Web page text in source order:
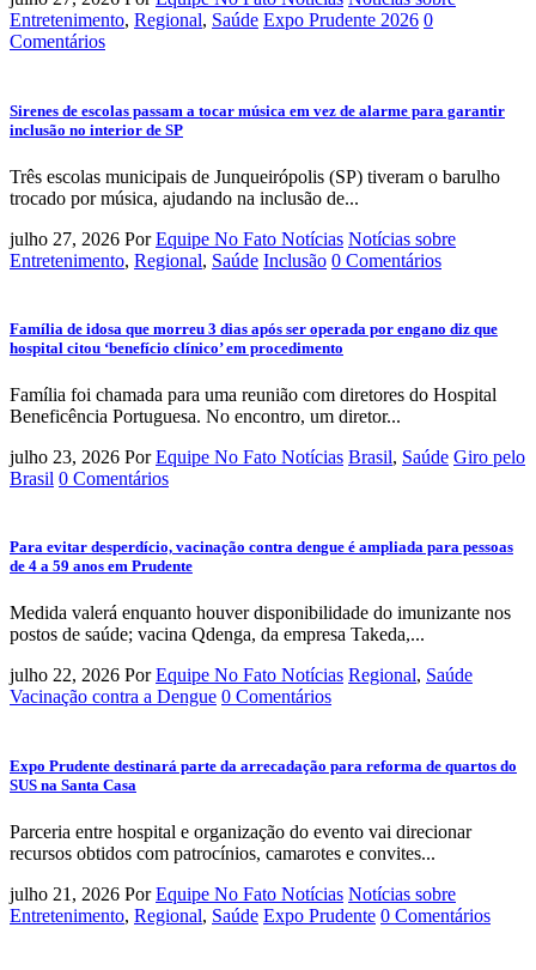
Entretenimento, Regional, Saúde Expo Prudente 2026 0
Comentários
Sirenes de escolas passam a tocar música em vez de alarme para garantir
inclusão no interior de SP
Três escolas municipais de Junqueirópolis (SP) tiveram o barulho
trocado por música, ajudando na inclusão de...
julho 27, 2026 Por Equipe No Fato Notícias Notícias sobre
Entretenimento, Regional, Saúde Inclusão 0 Comentários
Família de idosa que morreu 3 dias após ser operada por engano diz que
hospital citou ‘benefício clínico’ em procedimento
Família foi chamada para uma reunião com diretores do Hospital
Beneficência Portuguesa. No encontro, um diretor...
julho 23, 2026 Por Equipe No Fato Notícias Brasil, Saúde Giro pelo
Brasil 0 Comentários
Para evitar desperdício, vacinação contra dengue é ampliada para pessoas
de 4 a 59 anos em Prudente
Medida valerá enquanto houver disponibilidade do imunizante nos
postos de saúde; vacina Qdenga, da empresa Takeda,...
julho 22, 2026 Por Equipe No Fato Notícias Regional, Saúde
Vacinação contra a Dengue 0 Comentários
Expo Prudente destinará parte da arrecadação para reforma de quartos do
SUS na Santa Casa
Parceria entre hospital e organização do evento vai direcionar
recursos obtidos com patrocínios, camarotes e convites...
julho 21, 2026 Por Equipe No Fato Notícias Notícias sobre
Entretenimento, Regional, Saúde Expo Prudente 0 Comentários